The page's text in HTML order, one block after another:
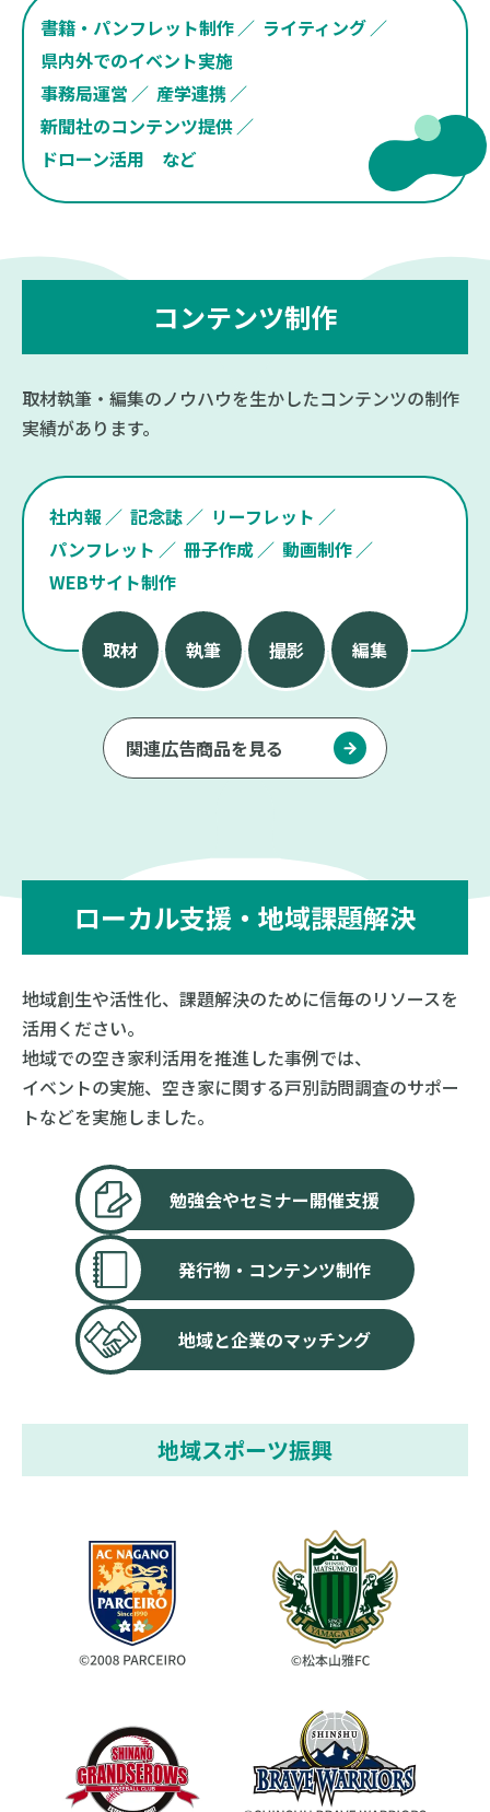
書籍・パンフレット制作
ライティング
県内外でのイベント実施
事務局運営
産学連携
新聞社のコンテンツ提供
ドローン活用
など
コンテンツ制作
取材執筆・編集のノウハウを生かしたコンテンツの制作
実績があります。
社内報 記念誌
リーフレット
パンフレット
冊子作成
動画制作
WEBサイト制作
取材 執筆 撮影 編集
関連広告商品を見る
ローカル支援・地域課題解決
地域創生や活性化、課題解決のために信毎のリソースを
活用ください。
地域での空き家利活用を推進した事例では、
イベントの実施、空き家に関する戸別訪問調査のサポー
トなどを実施しました。
勉強会やセミナー開催支援
発行物・コンテンツ制作
地域と企業のマッチング
地域スポーツ振興